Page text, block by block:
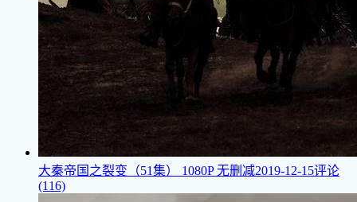
大秦帝国之裂变（51集） 1080P 无删减2019-12-15评论
(116)